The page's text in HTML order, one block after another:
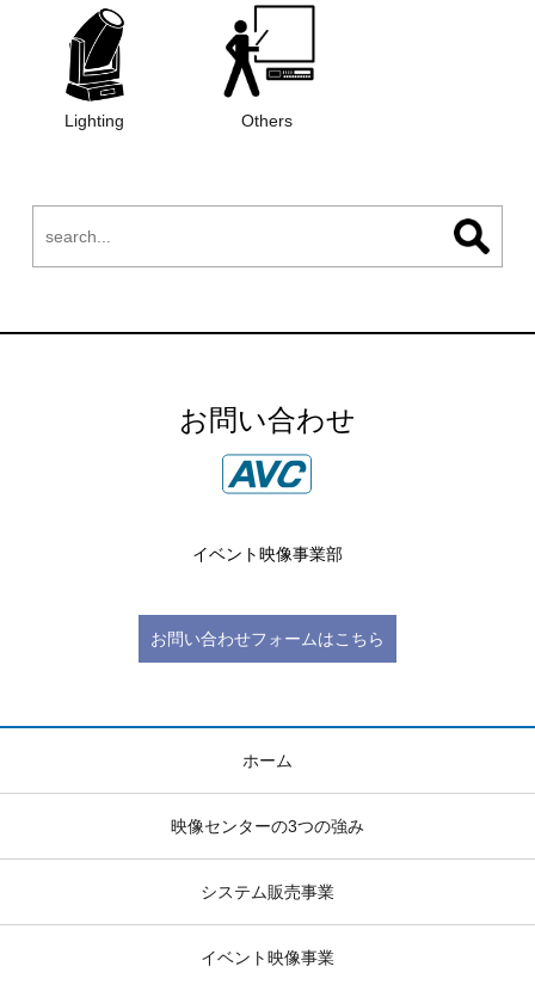
Lighting Others
お問い合わせ
イベント映像事業部
お問い合わせフォームはこちら
ホーム
映像センターの3つの強み
システム販売事業
イベント映像事業